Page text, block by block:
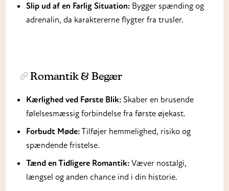
Slip ud af en Farlig Situation:Bygger spænding og
adrenalin, da karaktererne flygter fra trusler.
Romantik & Begær
Kærlighed ved Første Blik:Skaber en brusende
følelsesmæssig forbindelse fra første øjekast.
Forbudt Møde:Tilføjer hemmelighed, risiko og
spændende fristelse.
Tænd en Tidligere Romantik:Væver nostalgi,
længsel og anden chance ind i din historie.